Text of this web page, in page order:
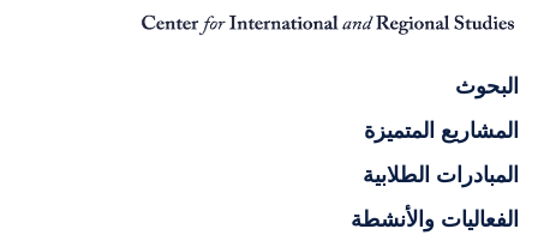
البحوث
المشاريع المتميزة
المبادرات الطلابية
الفعاليات والأنشطة